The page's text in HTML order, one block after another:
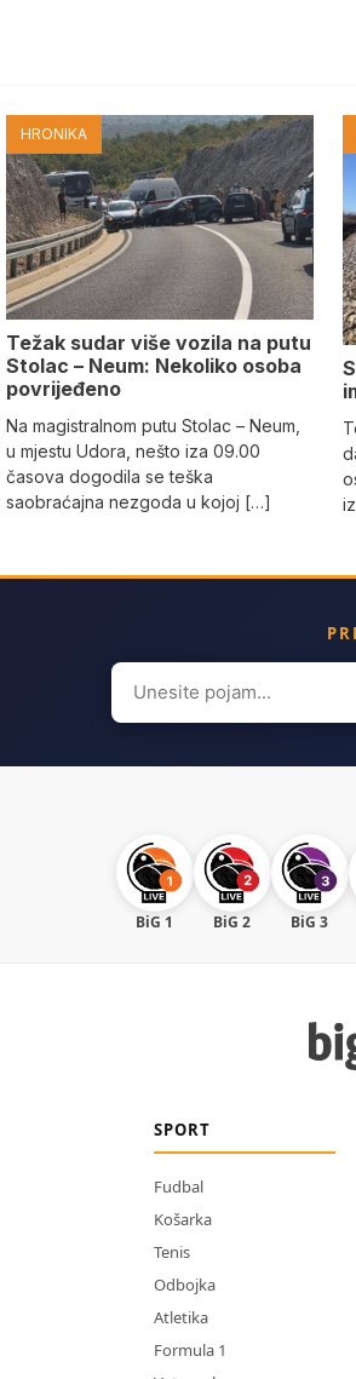
HRONIKA
Težak sudar više vozila na putu
Stolac – Neum: Nekoliko osoba
povrijeđeno
Na magistralnom putu Stolac – Neum,
u mjestu Udora, nešto iza 09.00
časova dogodila se teška
saobraćajna nezgoda u kojoj […]
Search
for:
BiG 1 BiG 2 BiG 3
SPORT
Fudbal
Košarka
Tenis
Odbojka
Atletika
Formula 1